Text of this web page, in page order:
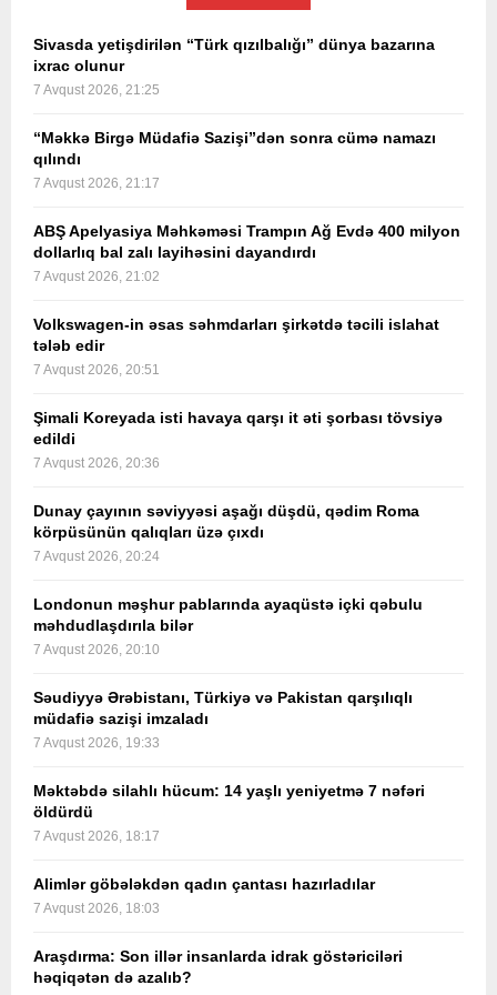
Sivasda yetişdirilən “Türk qızılbalığı” dünya bazarına
ixrac olunur
7 Avqust 2026, 21:25
“Məkkə Birgə Müdafiə Sazişi”dən sonra cümə namazı
qılındı
7 Avqust 2026, 21:17
ABŞ Apelyasiya Məhkəməsi Trampın Ağ Evdə 400 milyon
dollarlıq bal zalı layihəsini dayandırdı
7 Avqust 2026, 21:02
Volkswagen-in əsas səhmdarları şirkətdə təcili islahat
tələb edir
7 Avqust 2026, 20:51
Şimali Koreyada isti havaya qarşı it əti şorbası tövsiyə
edildi
7 Avqust 2026, 20:36
Dunay çayının səviyyəsi aşağı düşdü, qədim Roma
körpüsünün qalıqları üzə çıxdı
7 Avqust 2026, 20:24
Londonun məşhur pablarında ayaqüstə içki qəbulu
məhdudlaşdırıla bilər
7 Avqust 2026, 20:10
Səudiyyə Ərəbistanı, Türkiyə və Pakistan qarşılıqlı
müdafiə sazişi imzaladı
7 Avqust 2026, 19:33
Məktəbdə silahlı hücum: 14 yaşlı yeniyetmə 7 nəfəri
öldürdü
7 Avqust 2026, 18:17
Alimlər göbələkdən qadın çantası hazırladılar
7 Avqust 2026, 18:03
Araşdırma: Son illər insanlarda idrak göstəriciləri
həqiqətən də azalıb?